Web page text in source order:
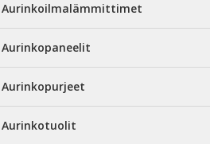
Aurinkoilmalämmittimet
Aurinkopaneelit
Aurinkopurjeet
Aurinkotuolit